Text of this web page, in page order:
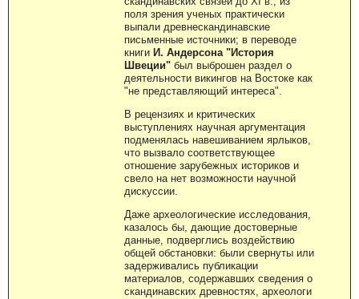
поля зрения ученых практически
выпали древнескандинавские
письменные источники; в переводе
книги И. Андерсона "История
Швеции" был выброшен раздел о
деятельности викингов на Востоке как
"не представляющий интереса".
В рецензиях и критических
выступлениях научная аргументация
подменялась навешиванием ярлыков,
что вызвало соответствующее
отношение зарубежных историков и
свело на нет возможности научной
дискуссии.
Даже археологические исследования,
казалось бы, дающие достоверные
данные, подверглись воздействию
общей обстановки: были свернуты или
задерживались публикации
материалов, содержавших сведения о
скандинавских древностях, археологи